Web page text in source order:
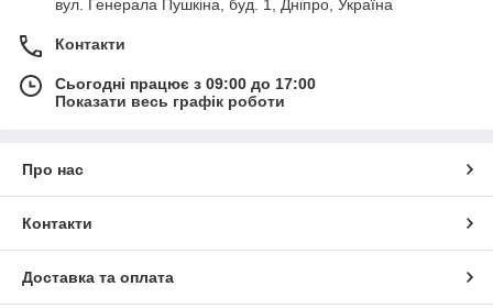
вул. Генерала Пушкіна, буд. 1, Дніпро, Україна
Контакти
Сьогодні працює з 09:00 до 17:00
Показати весь графік роботи
Про нас
Контакти
Доставка та оплата